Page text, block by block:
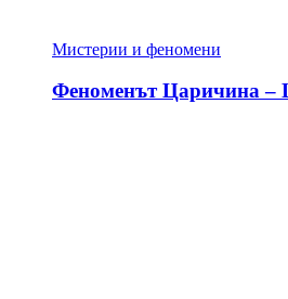
Мистерии и феномени
Феноменът Царичина –